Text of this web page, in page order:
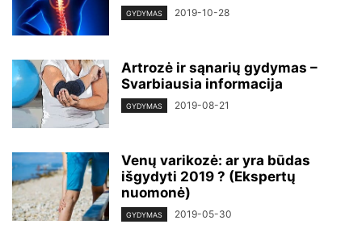
GYDYMAS 2019-10-28
Artrozė ir sąnarių gydymas –
Svarbiausia informacija
GYDYMAS 2019-08-21
Venų varikozė: ar yra būdas
išgydyti 2019 ? (Ekspertų
nuomonė)
GYDYMAS 2019-05-30